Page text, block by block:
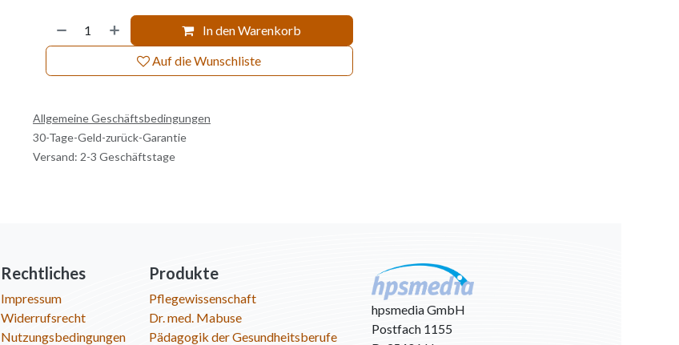
In den Warenkorb
Auf die Wunschliste
Allgemeine Geschäftsbedingungen
30-Tage-Geld-zurück-Garantie
Versand: 2-3 Geschäftstage
Rechtliches
Impressum
Widerrufsrecht
Nutzungsbedingungen
Produkte
Pflegewissenschaft
Dr. med. Mabuse
Pädagogik der Gesundheitsberufe
hpsmedia GmbH
Postfach 1155